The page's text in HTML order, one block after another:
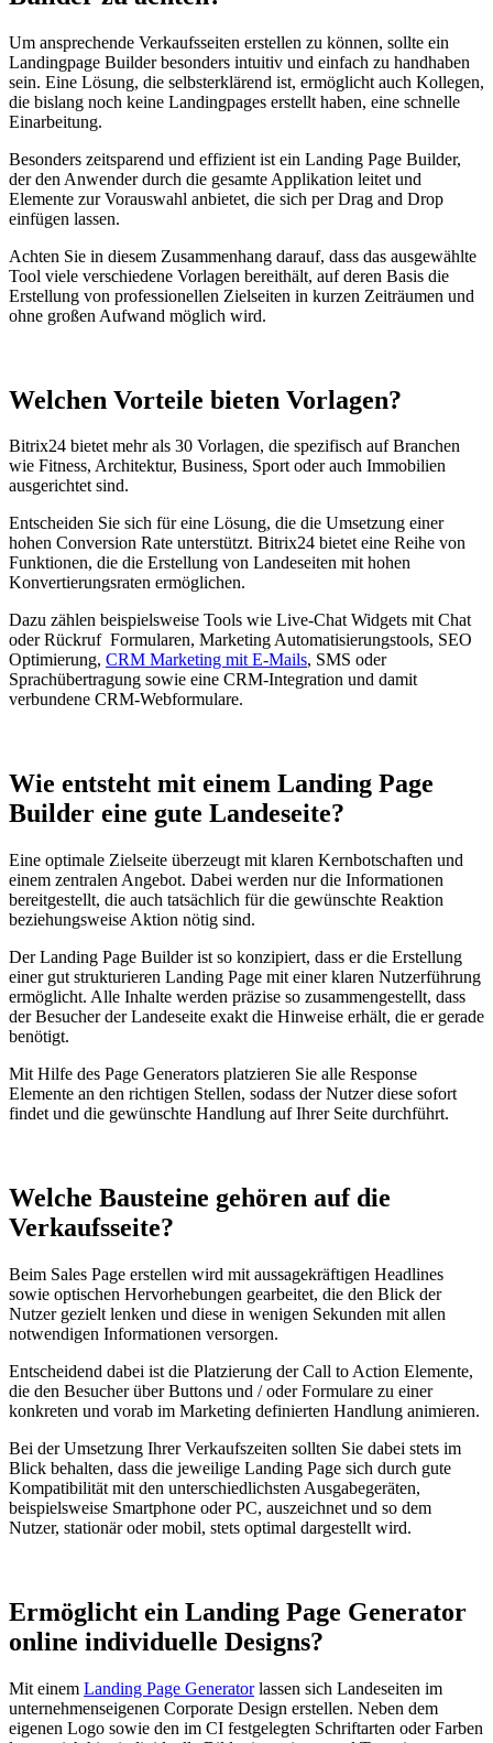
Um ansprechende Verkaufsseiten erstellen zu können, sollte ein
Landingpage Builder besonders intuitiv und einfach zu handhaben
sein. Eine Lösung, die selbsterklärend ist, ermöglicht auch Kollegen,
die bislang noch keine Landingpages erstellt haben, eine schnelle
Einarbeitung.
Besonders zeitsparend und effizient ist ein Landing Page Builder,
der den Anwender durch die gesamte Applikation leitet und
Elemente zur Vorauswahl anbietet, die sich per Drag and Drop
einfügen lassen.
Achten Sie in diesem Zusammenhang darauf, dass das ausgewählte
Tool viele verschiedene Vorlagen bereithält, auf deren Basis die
Erstellung von professionellen Zielseiten in kurzen Zeiträumen und
ohne großen Aufwand möglich wird.
Welchen Vorteile bieten Vorlagen?
Bitrix24 bietet mehr als 30 Vorlagen, die spezifisch auf Branchen
wie Fitness, Architektur, Business, Sport oder auch Immobilien
ausgerichtet sind.
Entscheiden Sie sich für eine Lösung, die die Umsetzung einer
hohen Conversion Rate unterstützt. Bitrix24 bietet eine Reihe von
Funktionen, die die Erstellung von Landeseiten mit hohen
Konvertierungsraten ermöglichen.
Dazu zählen beispielsweise Tools wie Live-Chat Widgets mit Chat
oder Rückruf Formularen, Marketing Automatisierungstools, SEO
Optimierung, CRM Marketing mit E-Mails, SMS oder
Sprachübertragung sowie eine CRM-Integration und damit
verbundene CRM-Webformulare.
Wie entsteht mit einem Landing Page
Builder eine gute Landeseite?
Eine optimale Zielseite überzeugt mit klaren Kernbotschaften und
einem zentralen Angebot. Dabei werden nur die Informationen
bereitgestellt, die auch tatsächlich für die gewünschte Reaktion
beziehungsweise Aktion nötig sind.
Der Landing Page Builder ist so konzipiert, dass er die Erstellung
einer gut strukturieren Landing Page mit einer klaren Nutzerführung
ermöglicht. Alle Inhalte werden präzise so zusammengestellt, dass
der Besucher der Landeseite exakt die Hinweise erhält, die er gerade
benötigt.
Mit Hilfe des Page Generators platzieren Sie alle Response
Elemente an den richtigen Stellen, sodass der Nutzer diese sofort
findet und die gewünschte Handlung auf Ihrer Seite durchführt.
Welche Bausteine gehören auf die
Verkaufsseite?
Beim Sales Page erstellen wird mit aussagekräftigen Headlines
sowie optischen Hervorhebungen gearbeitet, die den Blick der
Nutzer gezielt lenken und diese in wenigen Sekunden mit allen
notwendigen Informationen versorgen.
Entscheidend dabei ist die Platzierung der Call to Action Elemente,
die den Besucher über Buttons und / oder Formulare zu einer
konkreten und vorab im Marketing definierten Handlung animieren.
Bei der Umsetzung Ihrer Verkaufszeiten sollten Sie dabei stets im
Blick behalten, dass die jeweilige Landing Page sich durch gute
Kompatibilität mit den unterschiedlichsten Ausgabegeräten,
beispielsweise Smartphone oder PC, auszeichnet und so dem
Nutzer, stationär oder mobil, stets optimal dargestellt wird.
Ermöglicht ein Landing Page Generator
online individuelle Designs?
Mit einem Landing Page Generatorlassen sich Landeseiten im
unternehmenseigenen Corporate Design erstellen. Neben dem
eigenen Logo sowie den im CI festgelegten Schriftarten oder Farben